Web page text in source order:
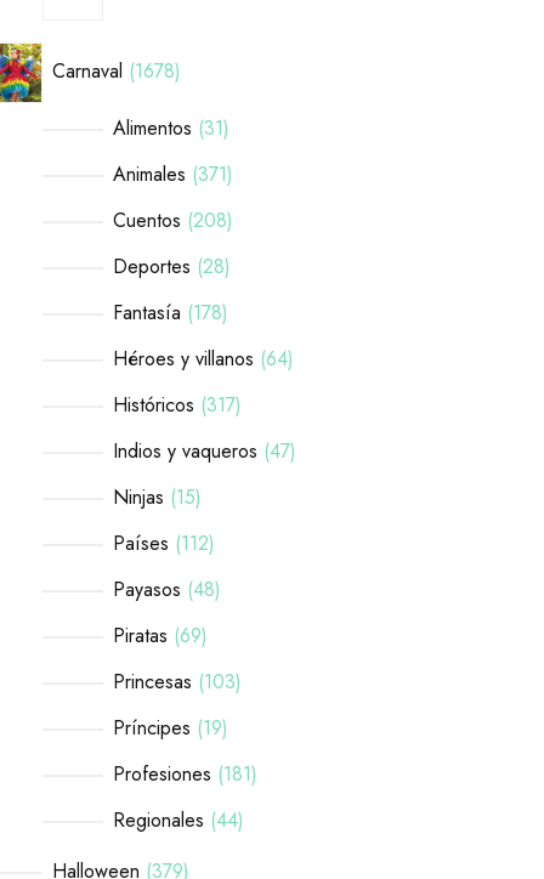
Carnaval 1678
Alimentos 31
Animales 371
Cuentos 208
Deportes 28
Fantasía 178
Héroes y villanos 64
Históricos 317
Indios y vaqueros 47
Ninjas 15
Países 112
Payasos 48
Piratas 69
Princesas 103
Príncipes 19
Profesiones 181
Regionales 44
Halloween 379